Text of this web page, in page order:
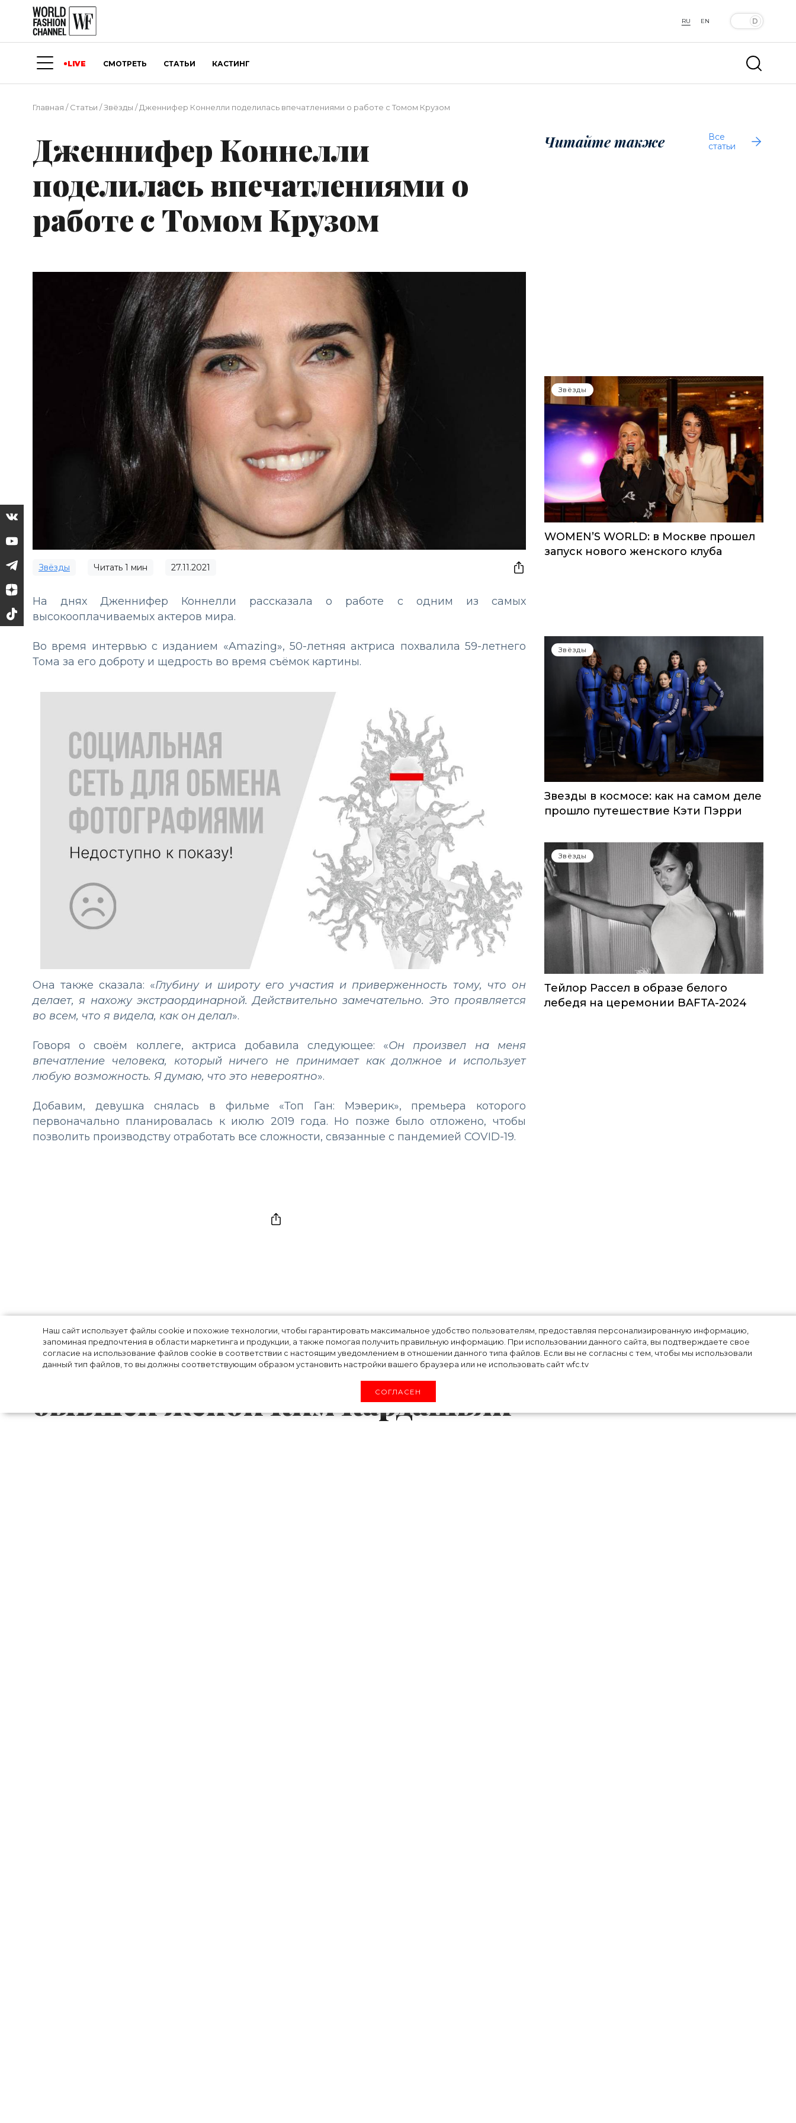
Наш сайт использует файлы cookie и похожие технологии, чтобы гарантировать максимальное удобство пользователям, предоставляя персонализированную информацию,
запоминая предпочтения в области маркетинга и продукции, а также помогая получить правильную информацию. При использовании данного сайта, вы подтверждаете свое
согласие на использование файлов cookie в соответствии с настоящим уведомлением в отношении данного типа файлов. Если вы не согласны с тем, чтобы мы использовали
данный тип файлов, то вы должны соответствующим образом установить настройки вашего браузера или не использовать сайт wfc.tv
СОГЛАСЕН
RU EN
LIVE СМОТРЕТЬ СТАТЬИ КАСТИНГ
Главная /Статьи /Звёзды /Дженнифер Коннелли поделилась впечатлениями о работе с Томом Крузом
Дженнифер Коннелли
поделилась впечатлениями о
работе с Томом Крузом
Звёзды Читать 1 мин 27.11.2021
На днях Дженнифер Коннелли рассказала о работе с одним из самых
высокооплачиваемых актеров мира.
Во время интервью с изданием «Amazing», 50-летняя актриса похвалила 59-летнего
Тома за его доброту и щедрость во время съёмок картины.
Она также сказала: «Глубину и широту его участия и приверженность тому, что он
делает, я нахожу экстраординарной. Действительно замечательно. Это проявляется
во всем, что я видела, как он делал».
Говоря о своём коллеге, актриса добавила следующее: «Он произвел на меня
впечатление человека, который ничего не принимает как должное и использует
любую возможность. Я думаю, что это невероятно».
Добавим, девушка снялась в фильме «Топ Ган: Мэверик», премьера которого
первоначально планировалась к июлю 2019 года. Но позже было отложено, чтобы
позволить производству отработать все сложности, связанные с пандемией COVID-19.
Читайте также
Все
статьи
Звёзды
WOMEN’S WORLD: в Москве прошел
запуск нового женского клуба
Звёзды
Звезды в космосе: как на самом деле
прошло путешествие Кэти Пэрри
Звёзды
Тейлор Рассел в образе белого
лебедя на церемонии BAFTA-2024
Рэпер Канье Уэст поделился
архивным снимком со своей
бывшей женой Ким Кардашьян